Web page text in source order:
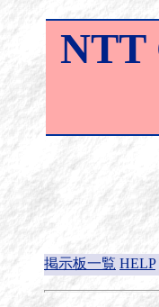
NTT
掲示板一覧 HELP